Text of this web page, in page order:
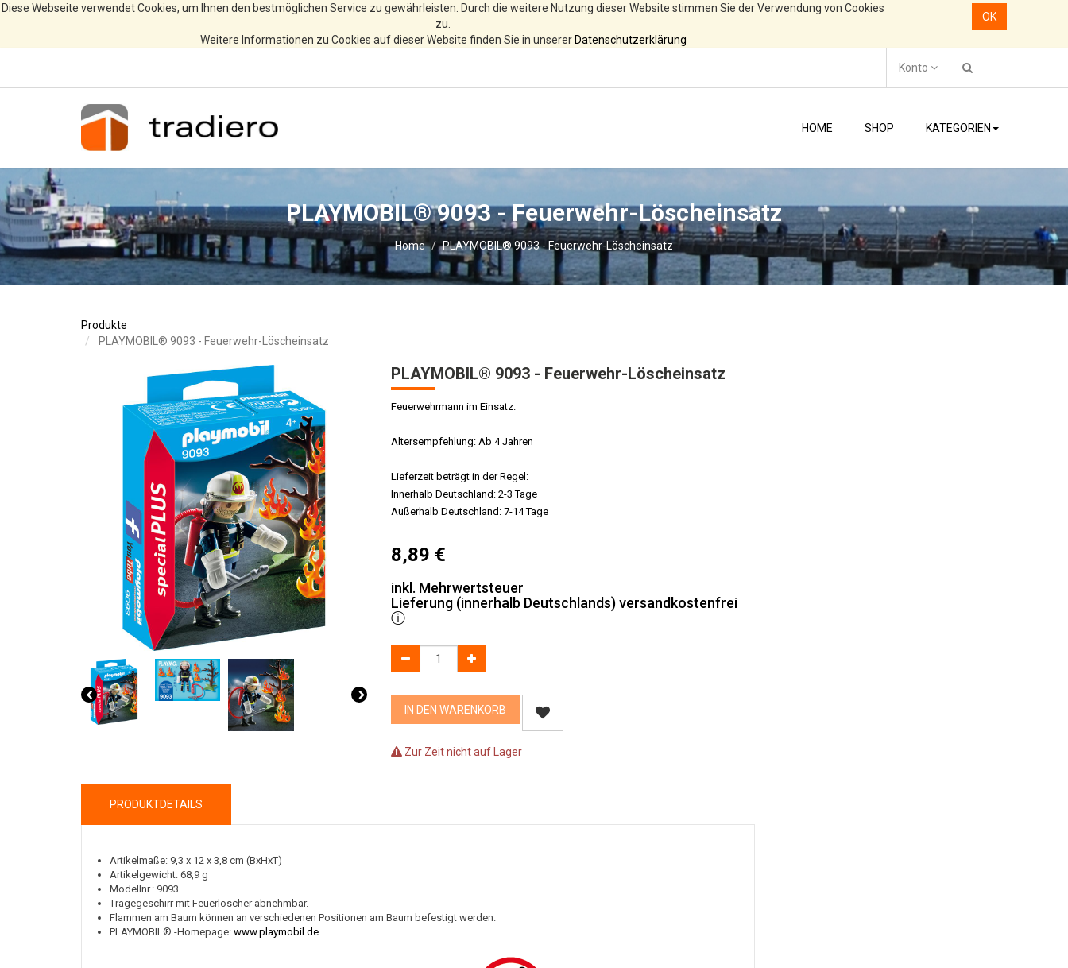
Diese Webseite verwendet Cookies, um Ihnen den bestmöglichen Service zu gewährleisten. Durch die weitere Nutzung dieser Website stimmen Sie der Verwendung von Cookies
zu.
Weitere Informationen zu Cookies auf dieser Website finden Sie in unserer Datenschutzerklärung
OK
Konto
HOME SHOP KATEGORIEN
PLAYMOBIL® 9093 - Feuerwehr-Löscheinsatz
Home PLAYMOBIL® 9093 - Feuerwehr-Löscheinsatz
Produkte
PLAYMOBIL® 9093 - Feuerwehr-Löscheinsatz
PLAYMOBIL® 9093 - Feuerwehr-Löscheinsatz
Feuerwehrmann im Einsatz.
Altersempfehlung: Ab 4 Jahren
Lieferzeit beträgt in der Regel:
Innerhalb Deutschland: 2-3 Tage
Außerhalb Deutschland: 7-14 Tage
8,89 €
inkl. Mehrwertsteuer
Lieferung (innerhalb Deutschlands) versandkostenfrei
ⓘ
IN DEN WARENKORB
Zur Zeit nicht auf Lager
PRODUKTDETAILS
Artikelmaße: 9,3 x 12 x 3,8 cm (BxHxT)
Artikelgewicht: 68,9 g
Modellnr.: 9093
Tragegeschirr mit Feuerlöscher abnehmbar.
Flammen am Baum können an verschiedenen Positionen am Baum befestigt werden.
PLAYMOBIL® -Homepage: www.playmobil.de